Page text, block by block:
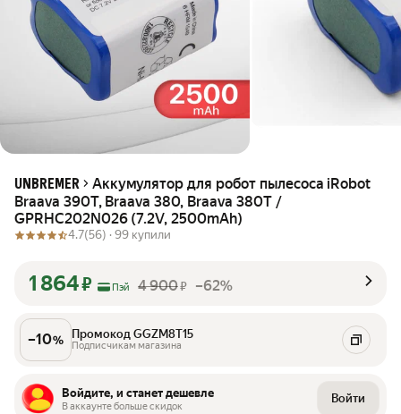
UNBREMER
Аккумулятор для робот пылесоса iRobot
Braava 390T, Braava 380, Braava 380T /
GPRHC202N026 (7.2V, 2500mAh)
4.7(56) · 99 купили
1 864₽ Пэй 4 900₽ –62%
–10% Промокод GGZM8T15
Подписчикам магазина
Войдите, и станет дешевле
В аккаунте больше скидок
Войти